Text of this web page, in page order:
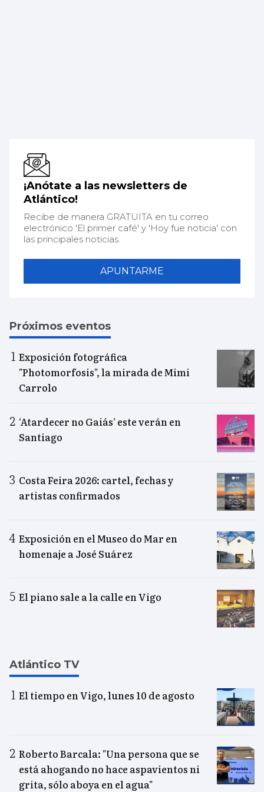
¡Anótate a las newsletters de
Atlántico!
Recibe de manera GRATUITA en tu correo
electrónico 'El primer café' y 'Hoy fue noticia' con
las principales noticias.
APUNTARME
Próximos eventos
Exposición fotográfica
"Photomorfosis", la mirada de Mimi
Carrolo
‘Atardecer no Gaiás’ este verán en
Santiago
Costa Feira 2026: cartel, fechas y
artistas confirmados
Exposición en el Museo do Mar en
homenaje a José Suárez
El piano sale a la calle en Vigo
Atlántico TV
El tiempo en Vigo, lunes 10 de agosto
Roberto Barcala: "Una persona que se
está ahogando no hace aspavientos ni
grita, sólo aboya en el agua"